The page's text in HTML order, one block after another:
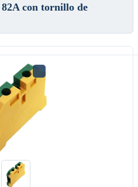
con tornillo de